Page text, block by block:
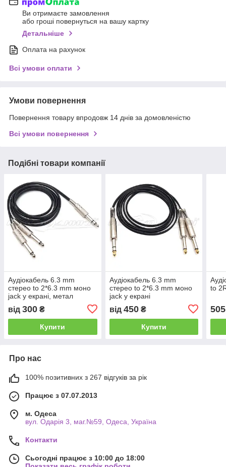
Ви отримаєте замовлення
або гроші повернуться на вашу картку
Детальніше
Оплата на рахунок
Всі умови оплати
Умови повернення
Повернення товару впродовж 14 днів за домовленістю
Всі умови повернення
Подібні товари компанії
Аудіокабель 6.3 mm
стерео to 2*6.3 mm моно
jack у екрані, метал
від 300 ₴
Купити
Аудіокабель 6.3 mm
стерео to 2*6.3 mm моно
jack у екрані
від 450₴
Купити
to
505
Про нас
100% позитивних з 267 відгуків за рік
Працює з 07.07.2013
м. Одеса
вул. Одарiя 3, маг.№59, Одеса, Україна
Контакти
Сьогодні працює з 10:00 до 18:00